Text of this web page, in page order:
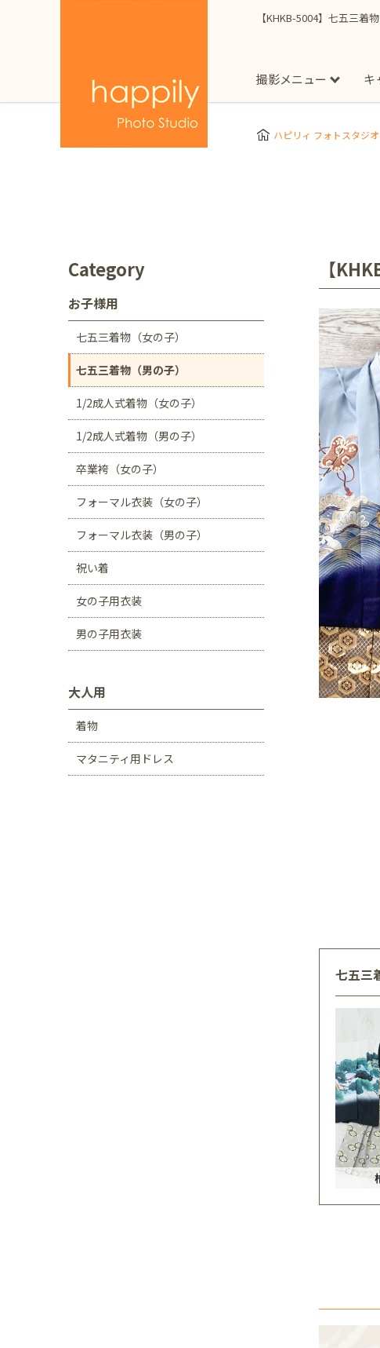
【KHKB-5004】七五三着
撮影メニュー
スタジオ撮影
お宮参り
キ
Clothes
マタニティ用ド
Store
八千代緑が
浦和店 ア
つくば学園の森店
静岡県
サンストリート浜北店
春日井店
帝塚山店
福岡県
More ハピリィ フォトスタジオ
【
七五三
Category
お子様用
七五三着物（女の子）
七五三着物（男の子）
1/2成人式着物（女の子）
1/2成人式着物（男の子）
卒業袴（女の子）
フォーマル衣装（女の子）
フォーマル衣装（男の子）
祝い着
女の子用衣装
男の子用衣装
大人用
着物
マタニティ用ドレス